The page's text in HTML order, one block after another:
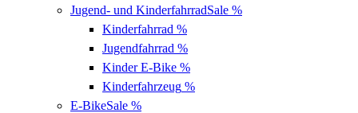
Jugend- und KinderfahrradSale %
Kinderfahrrad %
Jugendfahrrad %
Kinder E-Bike %
Kinderfahrzeug %
E-BikeSale %